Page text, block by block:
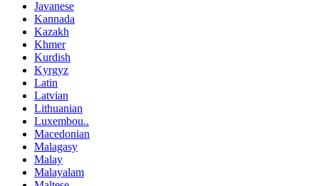
Javanese
Kannada
Kazakh
Khmer
Kurdish
Kyrgyz
Latin
Latvian
Lithuanian
Luxembou..
Macedonian
Malagasy
Malay
Malayalam